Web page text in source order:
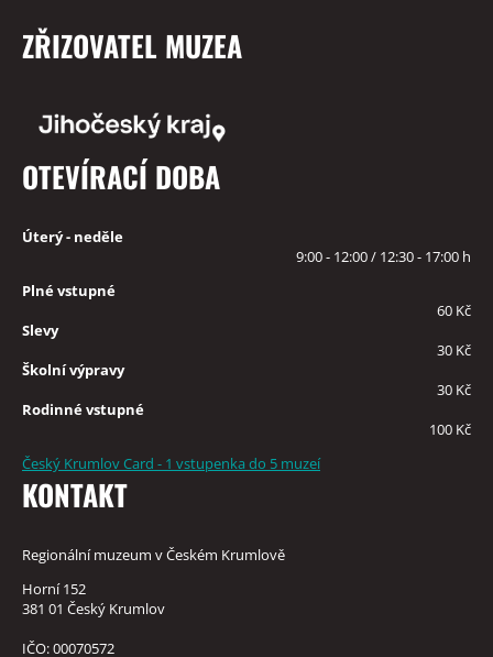
ZŘIZOVATEL MUZEA
OTEVÍRACÍ DOBA
Úterý - neděle
9:00 - 12:00 / 12:30 - 17:00 h
Plné vstupné
60 Kč
Slevy
30 Kč
Školní výpravy
30 Kč
Rodinné vstupné
100 Kč
Český Krumlov Card - 1 vstupenka do 5 muzeí
KONTAKT
Regionální muzeum v Českém Krumlově
Horní 152
381 01 Český Krumlov
IČO: 00070572